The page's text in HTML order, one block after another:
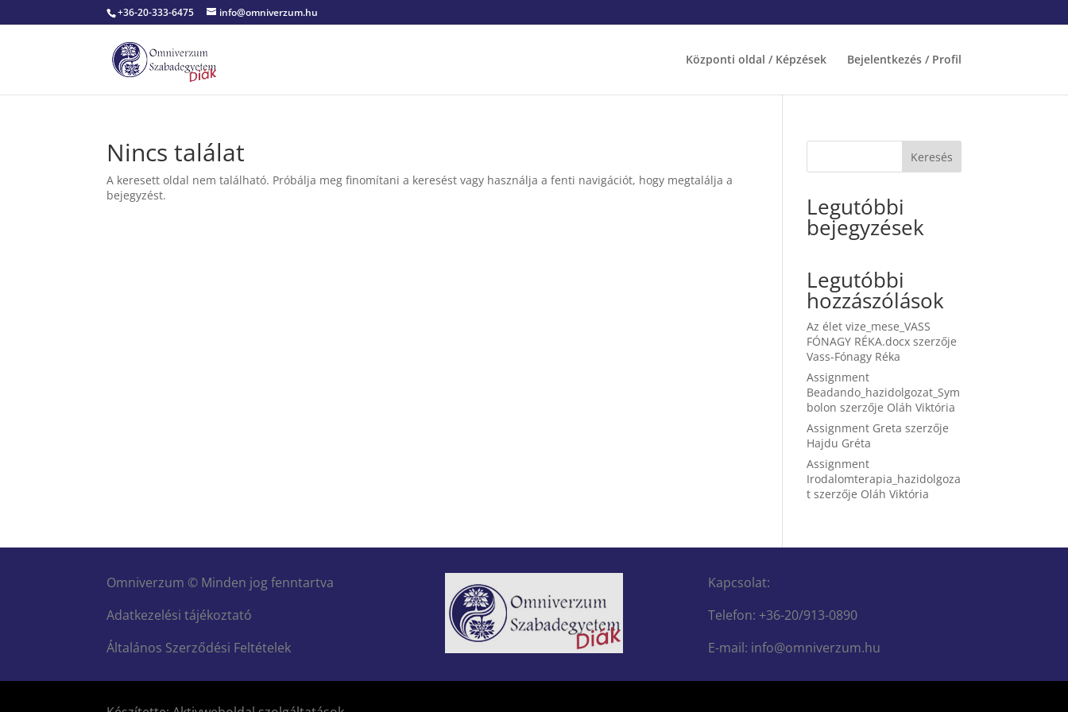
+36-20-333-6475 info@omniverzum.hu
Központi oldal / Képzések Bejelentkezés / Profil
Nincs találat
A keresett oldal nem található. Próbálja meg finomítani a keresést vagy használja a fenti navigációt, hogy megtalálja a
bejegyzést.
Keresés
Legutóbbi
bejegyzések
Legutóbbi
hozzászólások
Az élet vize_mese_VASS
FÓNAGY RÉKA.docx szerzője
Vass-Fónagy Réka
Assignment
Beadando_hazidolgozat_Sym
bolon szerzője Oláh Viktória
Assignment Greta szerzője
Hajdu Gréta
Assignment
Irodalomterapia_hazidolgoza
t szerzője Oláh Viktória
Omniverzum © Minden jog fenntartva
Adatkezelési tájékoztató
Általános Szerződési Feltételek
Kapcsolat:
Telefon: +36-20/913-0890
E-mail: info@omniverzum.hu